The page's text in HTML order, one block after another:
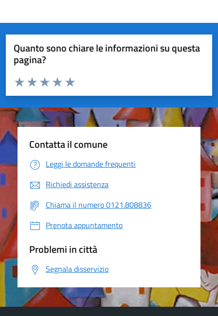
Quanto sono chiare le informazioni su questa
pagina?
Valuta da 1 a 5 stelle la pagina
Valuta 5 stelle su 5
Valuta 4 stelle su 5
Valuta 3 stelle su 5
Valuta 2 stelle su 5
Valuta 1 stelle su 5
Contatta il comune
Leggi le domande frequenti
Richiedi assistenza
Chiama il numero 0121.808836
Prenota appuntamento
Problemi in città
Segnala disservizio